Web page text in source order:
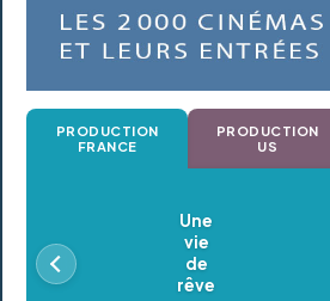
PRODUCTION
FRANCE
PRODUCTION
US
Oldeupe
En postproduction